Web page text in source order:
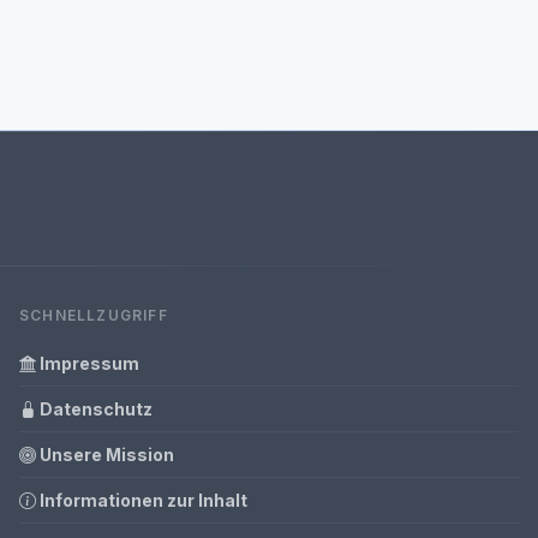
SCHNELLZUGRIFF
Impressum
Datenschutz
Unsere Mission
Informationen zur Inhalt